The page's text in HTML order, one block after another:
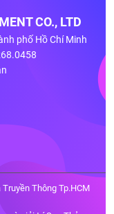
CO., LTD
phố Hồ Chí Minh
Thông Tp.HCM